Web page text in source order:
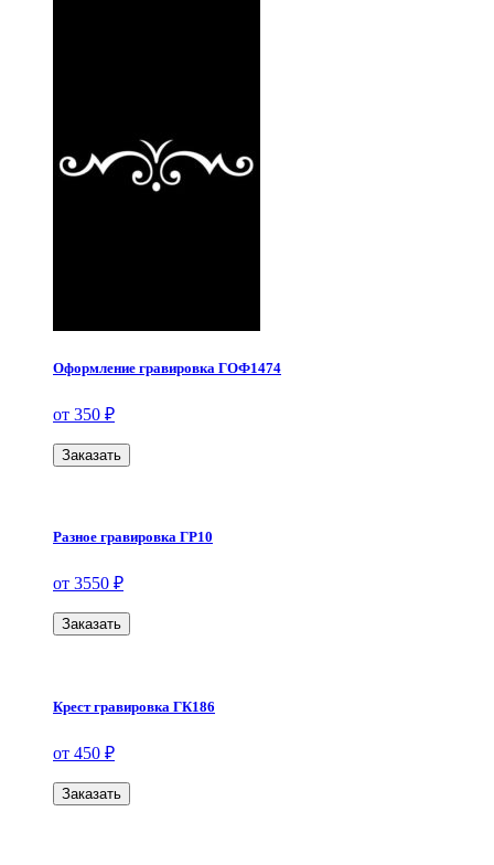
Оформление гравировка ГОФ1474
от 350 ₽
Заказать
Разное гравировка ГР10
от 3550 ₽
Заказать
Крест гравировка ГК186
от 450 ₽
Заказать